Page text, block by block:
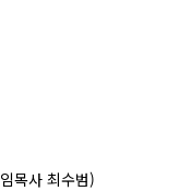
목사 최수범)